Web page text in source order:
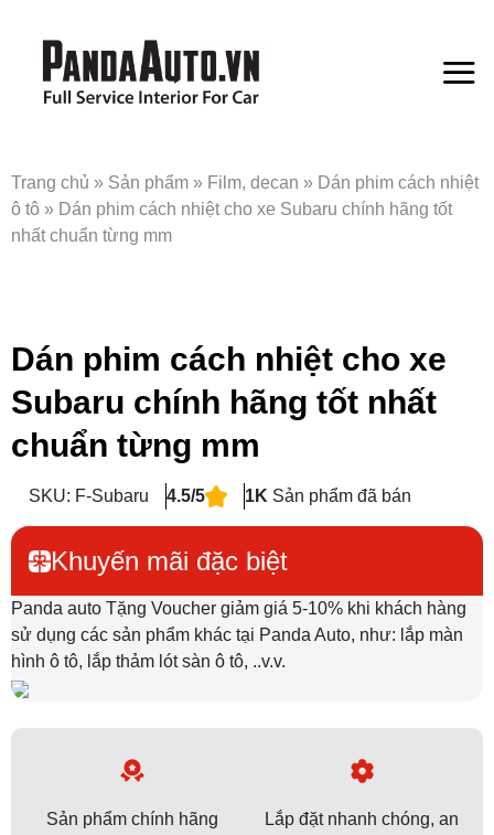
Trang chủ » Sản phẩm » Film, decan » Dán phim cách nhiệt
ô tô » Dán phim cách nhiệt cho xe Subaru chính hãng tốt
nhất chuẩn từng mm
Dán phim cách nhiệt cho xe
Subaru chính hãng tốt nhất
chuẩn từng mm
SKU: F-Subaru 4.5/5 1K Sản phẩm đã bán
Khuyến mãi đặc biệt
Panda auto Tặng Voucher giảm giá 5-10% khi khách hàng
sử dụng các sản phẩm khác tại Panda Auto, như: lắp màn
hình ô tô, lắp thảm lót sàn ô tô, ..v.v.
Sản phẩm chính hãng
Lắp đặt nhanh chóng, an